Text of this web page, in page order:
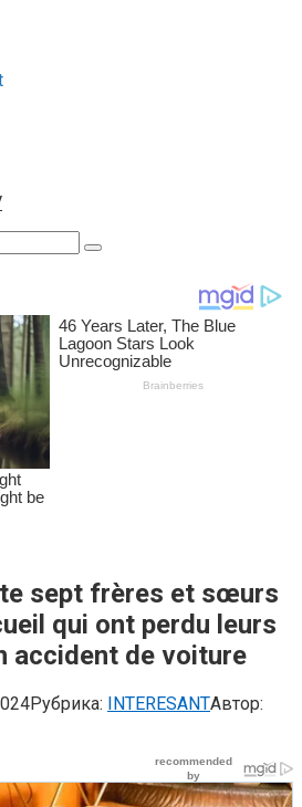
sept frères et sœurs
qui ont perdu leurs
accident de voiture
Рубрика: INTERESANTАвтор: